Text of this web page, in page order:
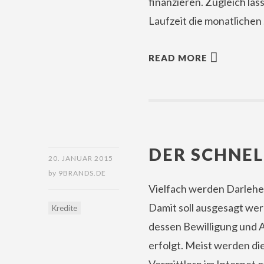
Laufzeit die
READ MORE
20. JANUAR 2015
by 9BRANDS.DE
Kredite
DER
Vielfach werden
Damit soll ausgesagt
dessen Bewilligung und
erfolgt. Meist werden